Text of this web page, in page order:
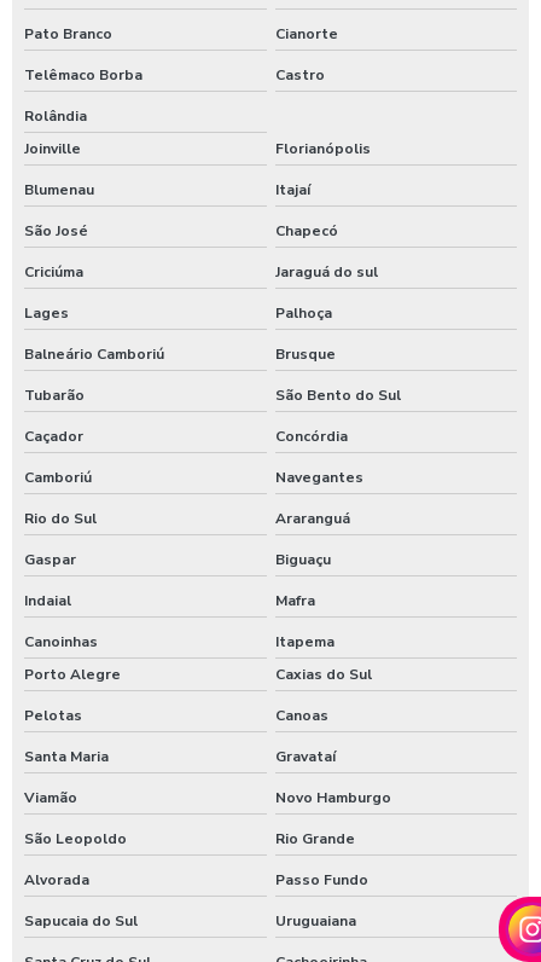
Pato Branco Cianorte
Telêmaco Borba Castro
Rolândia
Joinville
Florianópolis
Blumenau Itajaí
São José Chapecó
Criciúma Jaraguá do sul
Lages Palhoça
Balneário Camboriú Brusque
Tubarão São Bento do Sul
Caçador Concórdia
Camboriú Navegantes
Rio do Sul Araranguá
Gaspar Biguaçu
Indaial Mafra
Canoinhas
Itapema
Porto Alegre
Caxias do Sul
Pelotas Canoas
Santa Maria Gravataí
Viamão Novo Hamburgo
São Leopoldo Rio Grande
Alvorada Passo Fundo
Sapucaia do Sul Uruguaiana